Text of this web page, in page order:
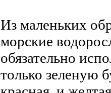
Из маленьких
морские
обязательно
только зеленую